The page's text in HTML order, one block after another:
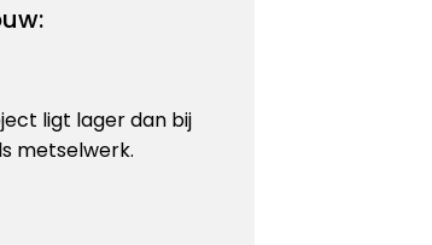
ligt lager dan bij
metselwerk.